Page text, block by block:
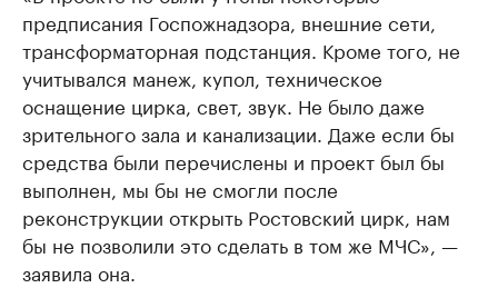
предписания Госпожнадзора, внешние сети,
трансформаторная подстанция. Кроме того, не
учитывался манеж, купол, техническое
оснащение цирка, свет, звук. Не было даже
зрительного зала и канализации. Даже если бы
средства были перечислены и проект был бы
выполнен, мы бы не смогли после
реконструкции открыть Ростовский цирк, нам
бы не позволили это сделать в том же МЧС», —
заявила она.